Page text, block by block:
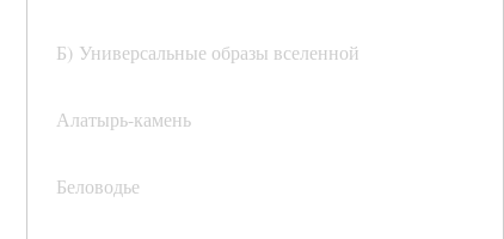
Б) Универсальные образы вселенной
Алатырь-камень
Беловодье